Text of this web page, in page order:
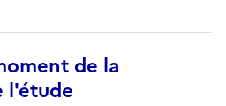
de la
l'étude